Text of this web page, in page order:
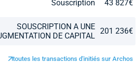
Souscription 43 827€
SOUSCRIPTION A UNE
DE CAPITAL
201 236€
toutes les transactions d'initiés sur Archos